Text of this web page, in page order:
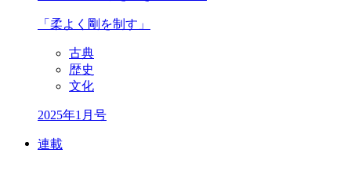
「柔よく剛を制す」
古典
歴史
文化
2025年1月号
連載